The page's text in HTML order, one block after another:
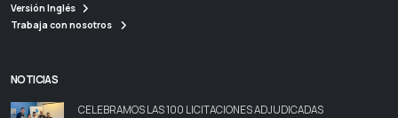
Versión Inglés
Trabaja con nosotros
NOTICIAS
CELEBRAMOS LAS 100 LICITACIONES ADJUDICADAS